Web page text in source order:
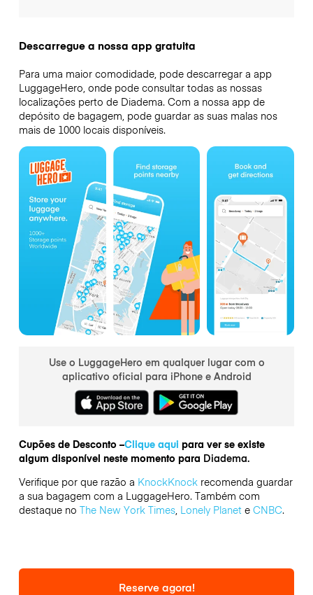
Descarregue a nossa app gratuita
Para uma maior comodidade, pode descarregar a app
LuggageHero, onde pode consultar todas as nossas
localizações perto de Diadema. Com a nossa app de
depósito de bagagem, pode guardar as suas malas nos
mais de 1000 locais disponíveis.
Use o LuggageHero em qualquer lugar com o
aplicativo oficial para iPhone e Android
Cupões de Desconto –Clique aqui para ver se existe
algum disponível neste momento para Diadema.
Verifique por que razão a KnockKnockrecomenda guardar
a sua bagagem com a LuggageHero. Também com
destaque no The New York Times, Lonely Planete CNBC.
Reserve agora!